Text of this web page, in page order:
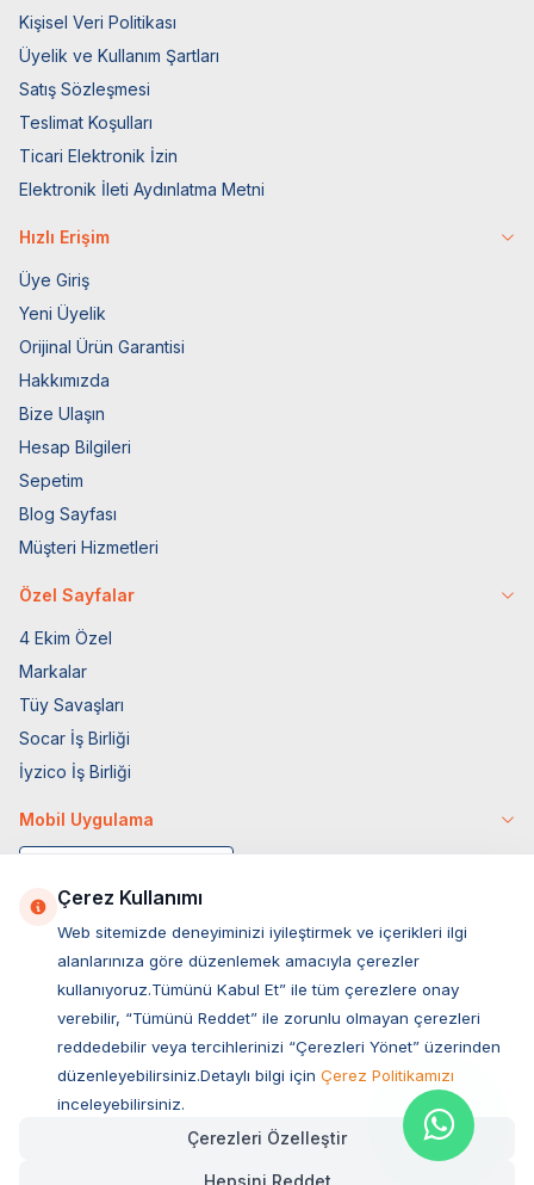
Kişisel Veri Politikası
Üyelik ve Kullanım Şartları
Satış Sözleşmesi
Teslimat Koşulları
Ticari Elektronik İzin
Elektronik İleti Aydınlatma Metni
Hızlı Erişim
Üye Giriş
Yeni Üyelik
Orijinal Ürün Garantisi
Hakkımızda
Bize Ulaşın
Hesap Bilgileri
Sepetim
Blog Sayfası
Müşteri Hizmetleri
Özel Sayfalar
4 Ekim Özel
Markalar
Tüy Savaşları
Socar İş Birliği
İyzico İş Birliği
Mobil Uygulama
Müşteri Hizmetleri
Sıkça Sorulan Sorular
Çerez Kullanımı
Web sitemizde deneyiminizi iyileştirmek ve içerikleri ilgi
alanlarınıza göre düzenlemek amacıyla çerezler
kullanıyoruz.Tümünü Kabul Et” ile tüm çerezlere onay
verebilir, “Tümünü Reddet” ile zorunlu olmayan çerezleri
reddedebilir veya tercihlerinizi “Çerezleri Yönet” üzerinden
düzenleyebilirsiniz.Detaylı bilgi için Çerez Politikamızı
inceleyebilirsiniz.
Çerezleri Özelleştir
Hepsini Reddet